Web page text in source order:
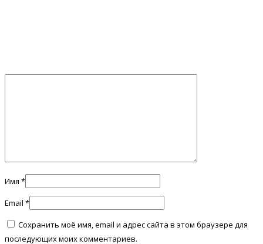
Имя *
Email *
Сохранить моё имя, email и адрес сайта в этом браузере для
последующих моих комментариев.